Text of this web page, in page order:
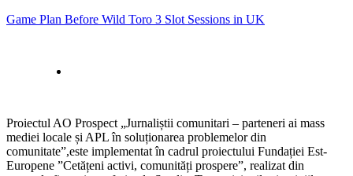
Game Plan Before Wild Toro 3 Slot Sessions in UK
Proiectul AO Prospect „Jurnaliștii comunitari – parteneri ai mass
mediei locale și APL în soluționarea problemelor din
comunitate”,este implementat în cadrul proiectului Fundației Est-
Europene ”Cetățeni activi, comunități prospere”, realizat din